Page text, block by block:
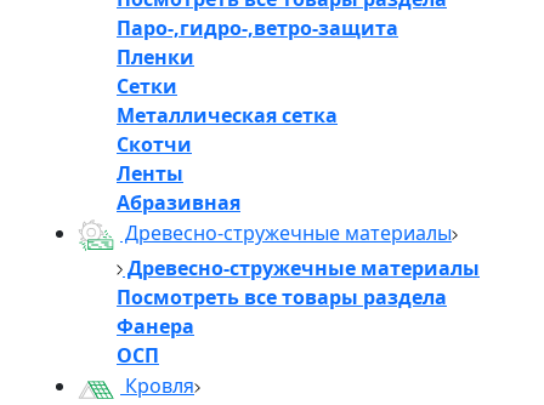
Паро-,гидро-,ветро-защита
Пленки
Сетки
Металлическая сетка
Скотчи
Ленты
Абразивная
Древесно-стружечные материалы
Древесно-стружечные материалы
Посмотреть все товары раздела
Фанера
ОСП
Кровля